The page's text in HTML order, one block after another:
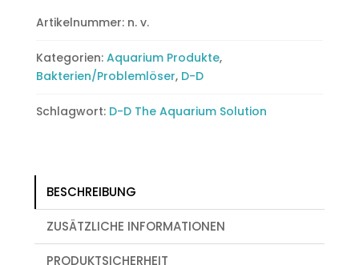
Menge
Artikelnummer: n. v.
Kategorien: Aquarium Produkte,
Bakterien/Problemlöser, D-D
Schlagwort: D-D The Aquarium Solution
BESCHREIBUNG
ZUSÄTZLICHE INFORMATIONEN
PRODUKTSICHERHEIT